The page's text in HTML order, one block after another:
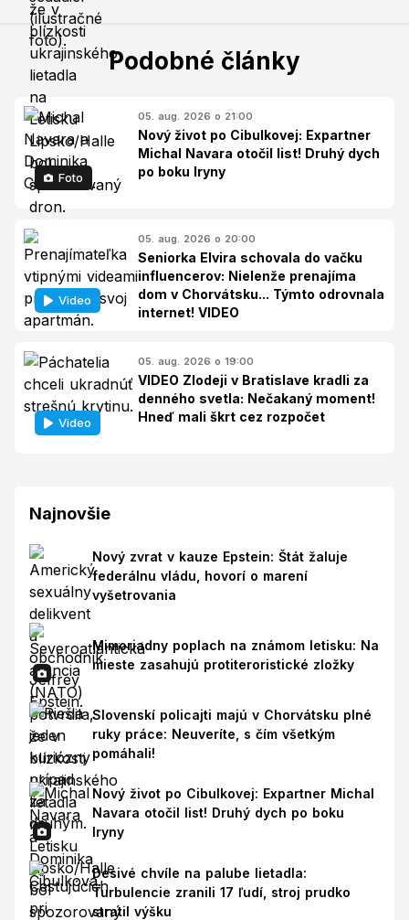
Podobné články
Foto
05. aug. 2026 o 21:00
Nový život po Cibulkovej: Expartner
Michal Navara otočil list! Druhý dych
po boku Iryny
Video
05. aug. 2026 o 20:00
Seniorka Elvira schovala do vačku
influencerov: Nielenže prenajíma
dom v Chorvátsku... Týmto odrovnala
internet! VIDEO
Video
05. aug. 2026 o 19:00
VIDEO Zlodeji v Bratislave kradli za
denného svetla: Nečakaný moment!
Hneď mali škrt cez rozpočet
Najnovšie
Nový zvrat v kauze Epstein: Štát žaluje
federálnu vládu, hovorí o marení
vyšetrovania
Mimoriadny poplach na známom letisku: Na
mieste zasahujú protiteroristické zložky
Slovenskí policajti majú v Chorvátsku plné
ruky práce: Neuveríte, s čím všetkým
pomáhali!
Nový život po Cibulkovej: Expartner Michal
Navara otočil list! Druhý dych po boku
Iryny
Desivé chvíle na palube lietadla:
Turbulencie zranili 17 ľudí, stroj prudko
stratil výšku